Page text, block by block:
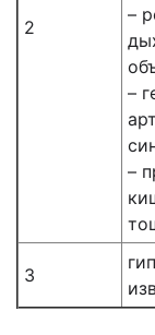
2
–
–
–
3